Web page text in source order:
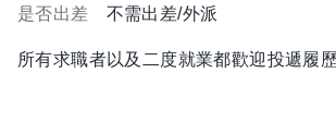
是否出差 不需出差/外派
所有求職者以及二度就業都歡迎投遞履